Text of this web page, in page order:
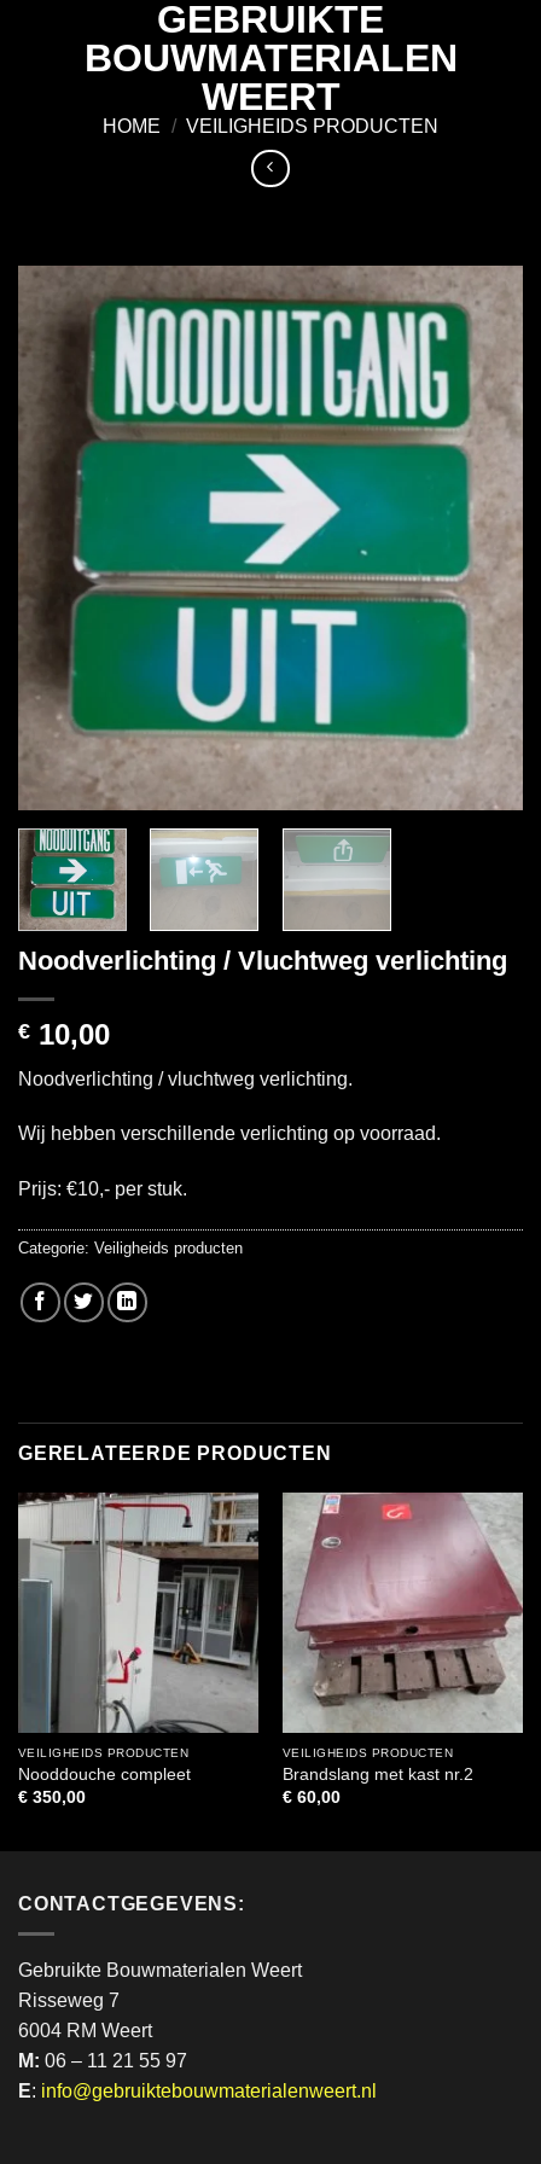
GEBRUIKTE
BOUWMATERIALEN
WEERT
HOME / VEILIGHEIDS PRODUCTEN
Noodverlichting / Vluchtweg verlichting
€ 10,00
Noodverlichting / vluchtweg verlichting.
Wij hebben verschillende verlichting op voorraad.
Prijs: €10,- per stuk.
Categorie: Veiligheids producten
GERELATEERDE PRODUCTEN
VEILIGHEIDS PRODUCTEN
Nooddouche compleet
€350,00
VEILIGHEIDS PRODUCTEN
Brandslang met kast nr.2
€60,00
CONTACTGEGEVENS:
Gebruikte Bouwmaterialen Weert
Risseweg 7
6004 RM Weert
M: 06 – 11 21 55 97
E: info@gebruiktebouwmaterialenweert.nl